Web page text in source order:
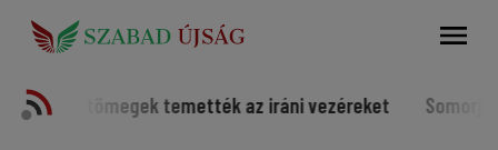
az iráni vezéreket Somorjai sportolók a világ